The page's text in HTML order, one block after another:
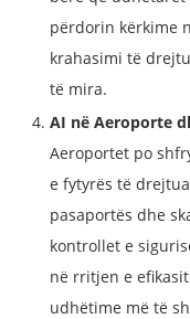
përdorin kërkime
krahasimi të
të mira.
AI në Aeroporte
Aeroportet po
e fytyrës të
pasaportës dhe
kontrollet e
në rritjen e
udhëtime më të